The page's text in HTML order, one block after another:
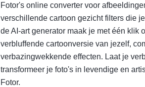
Fotor's online converter voor
verschillende cartoon gezicht filters die
de AI-art generator maak je met één klik
verbluffende cartoonversie van jezelf,
verbazingwekkende effecten. Laat je
transformeer je foto's in levendige en
Fotor.